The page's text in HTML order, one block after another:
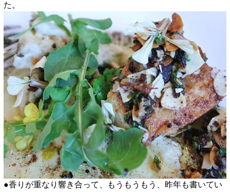
た。
●香りが重なり響き合って、もうもうもう、昨年も書いてい